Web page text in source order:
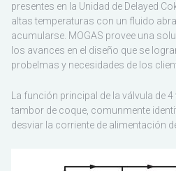
Sudamérica
presentes en la Unidad de Delayed
altas temperaturas con un fluido
acumularse. MOGAS provee una
los avances en el diseño que se
probelmas y necesidades de los
La función principal de la válvula de
tambor de coque, comunmente
desviar la corriente de alimentación